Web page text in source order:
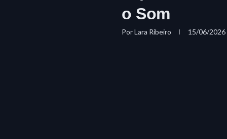
o Som
PorLara Ribeiro 15/06/2026